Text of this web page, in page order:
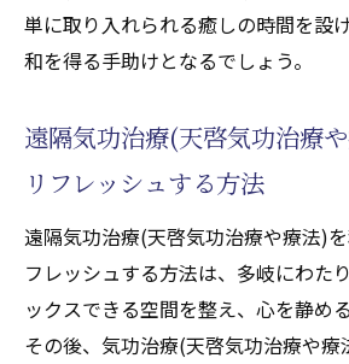
単に取り入れられる癒しの時間を設
和を得る手助けとなるでしょう。
遠隔気功治療(天啓気功治療
リフレッシュする方法
遠隔気功治療(天啓気功治療や療法)
フレッシュする方法は、多岐にわた
ックスできる空間を整え、心を静め
その後、気功治療(天啓気功治療や